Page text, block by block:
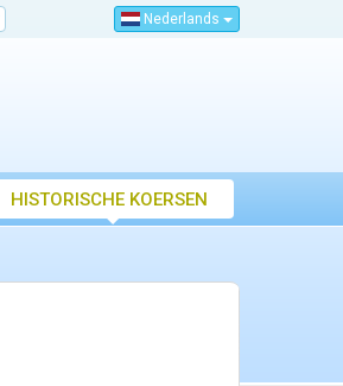
Nederlands
HISTORISCHE KOERSEN